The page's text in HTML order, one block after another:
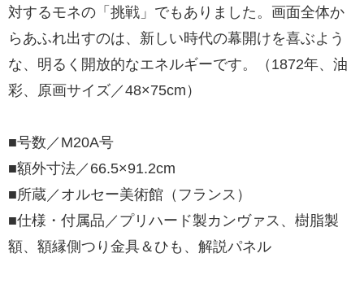
対するモネの「挑戦」でもありました。画面全体か
らあふれ出すのは、新しい時代の幕開けを喜ぶよう
な、明るく開放的なエネルギーです。（1872年、油
彩、原画サイズ／48×75cm）
■号数／M20A号
■額外寸法／66.5×91.2cm
■所蔵／オルセー美術館（フランス）
■仕様・付属品／プリハード製カンヴァス、樹脂製
額、額縁側つり金具＆ひも、解説パネル